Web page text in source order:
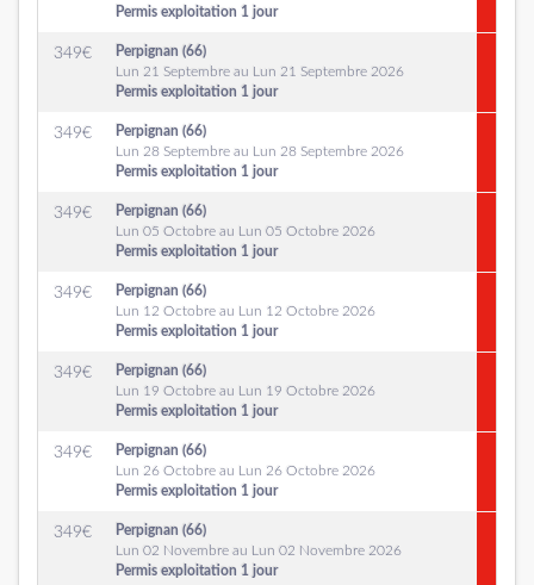
Permis exploitation 1 jour
349€
Perpignan (66)
Lun 21 Septembre au Lun 21 Septembre 2026
Permis exploitation 1 jour
349€
Perpignan (66)
Lun 28 Septembre au Lun 28 Septembre 2026
Permis exploitation 1 jour
349€
Perpignan (66)
Lun 05 Octobre au Lun 05 Octobre 2026
Permis exploitation 1 jour
349€
Perpignan (66)
Lun 12 Octobre au Lun 12 Octobre 2026
Permis exploitation 1 jour
349€
Perpignan (66)
Lun 19 Octobre au Lun 19 Octobre 2026
Permis exploitation 1 jour
349€
Perpignan (66)
Lun 26 Octobre au Lun 26 Octobre 2026
Permis exploitation 1 jour
349€
Perpignan (66)
Lun 02 Novembre au Lun 02 Novembre 2026
Permis exploitation 1 jour